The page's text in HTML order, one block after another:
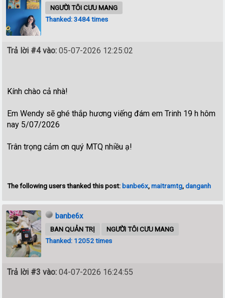
NGƯỜI TÔI CƯU MANG
Thanked: 3484 times
Trả lời #4 vào: 05-07-2026 12:25:02
Kính chào cả nhà!
Em Wendy sẽ ghé thắp hương viếng đám em Trinh 19 h hôm
nay 5/07/2026
Trân trọng cảm ơn quý MTQ nhiều ạ!
The following users thanked this post: banbe6x,maitramtg,danganh
banbe6x
BAN QUẢN TRỊ
NGƯỜI TÔI CƯU MANG
Thanked: 12052 times
Trả lời #3 vào: 04-07-2026 16:24:55